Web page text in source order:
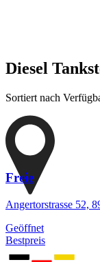
Diesel
Sortiert nach
Freie
Angertorstrasse 52,
Geöffnet
Bestpreis